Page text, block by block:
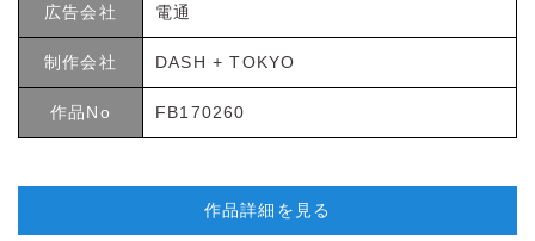
広告会社 電通
制作会社 DASH + TOKYO
作品No FB170260
作品詳細を見る